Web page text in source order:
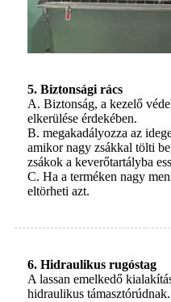
5. Biztonsági rács
A. Biztonság, a kezelő
elkerülése érdekében.
B. megakadályozza az
amikor nagy zsákkal tölti
zsákok a keverőtartályba
C. Ha a terméken nagy
eltörheti azt.
6. Hidraulikus rugóstag
A lassan emelkedő
hidraulikus támasztórúdnak.